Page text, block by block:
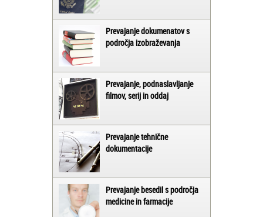
Prevajanje dokumenatov s
področja izobraževanja
Prevajanje, podnaslavljanje
filmov, serij in oddaj
Prevajanje tehnične
dokumentacije
Prevajanje besedil s področja
medicine in farmacije